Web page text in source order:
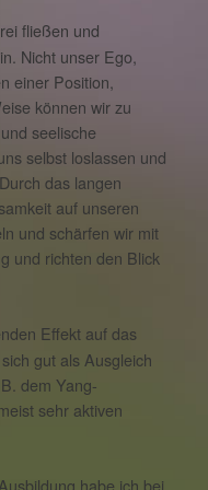
fließen und
Nicht unser Ego,
einer Position,
können wir zu
seelische
selbst loslassen und
das langen
auf unseren
und schärfen wir mit
und richten den Blick
Effekt auf das
gut als Ausgleich
dem Yang-
sehr aktiven